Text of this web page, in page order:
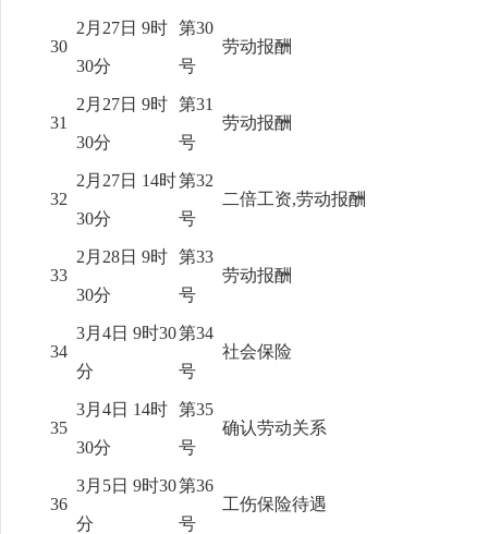
30
2月27日 9时
30分
第30
号
劳动报酬
31
2月27日 9时
30分
第31
号
劳动报酬
32
2月27日 14时
30分
第32
号
二倍工资,劳动报酬
33
2月28日 9时
30分
第33
号
劳动报酬
34
3月4日 9时30
分
第34
号
社会保险
35
3月4日 14时
30分
第35
号
确认劳动关系
36
3月5日 9时30
分
第36
号
工伤保险待遇